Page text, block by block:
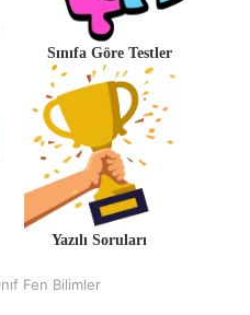
Sınıfa Göre Testler
Yazılı Soruları
Fen Bilimler